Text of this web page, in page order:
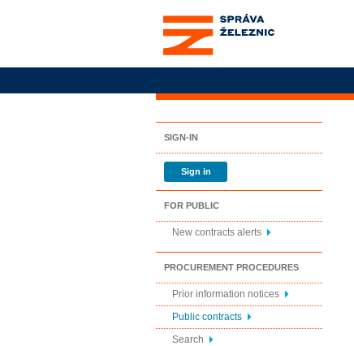
Správa železnic, státní
organizace
SIGN-IN
Sign in
FOR PUBLIC
New contracts alerts
PROCUREMENT PROCEDURES
Prior information notices
Public contracts
Search